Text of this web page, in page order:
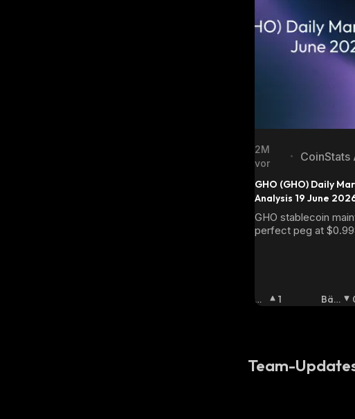
2M
vor
•
CoinStats
GHO (GHO) Daily
Analysis 19 June
GHO stablecoin
perfect peg at
Bu
1
Bäri
Team-